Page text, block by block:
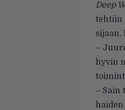
Deep
tehtiin
sijaan.
–
hyvin
– Sain